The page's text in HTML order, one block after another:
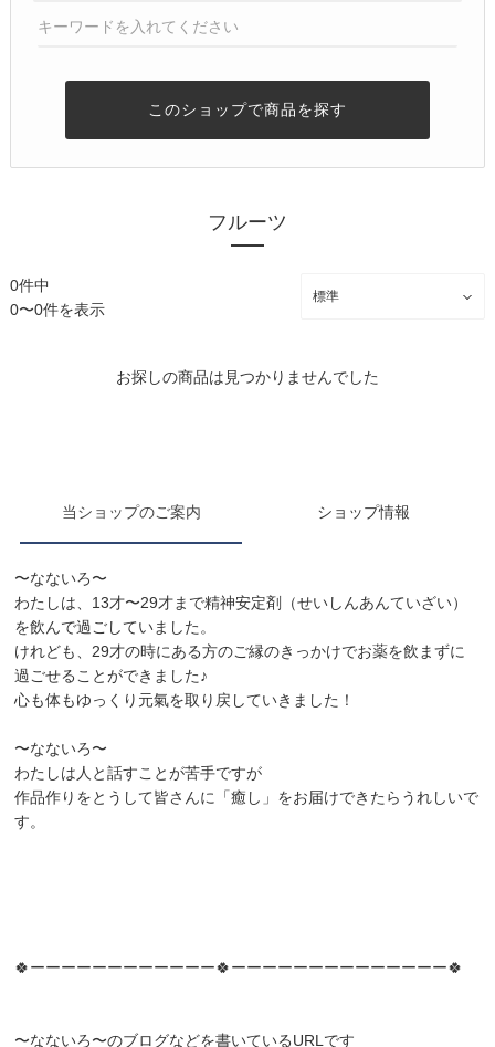
このショップで商品を探す
フルーツ
0件中
0〜0件を表示
お探しの商品は見つかりませんでした
当ショップのご案内 ショップ情報
〜なないろ〜
わたしは、13才〜29才まで精神安定剤（せいしんあんていざい）
を飲んで過ごしていました。
けれども、29才の時にある方のご縁のきっかけでお薬を飲まずに
過ごせることができました♪
心も体もゆっくり元氣を取り戻していきました！
〜なないろ〜
わたしは人と話すことが苦手ですが
作品作りをとうして皆さんに「癒し」をお届けできたらうれしいで
す。
🍀ーーーーーーーーーーーー🍀ーーーーーーーーーーーーーー🍀
〜なないろ〜のブログなどを書いているURLです